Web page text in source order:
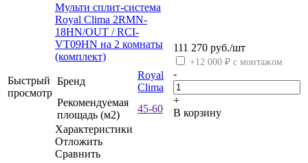
Быстрый
просмотр
Мульти сплит-система
Royal Clima 2RMN-
18HN/OUT / RCI-
VT09HN на 2 комнаты
(комплект)
Бренд
Royal
Clima
Рекомендуемая
площадь (м2)
45-60
Характеристики
Отложить
Сравнить
111 270 руб./шт
+12 000 ₽ с монтажом
-
+
В корзину